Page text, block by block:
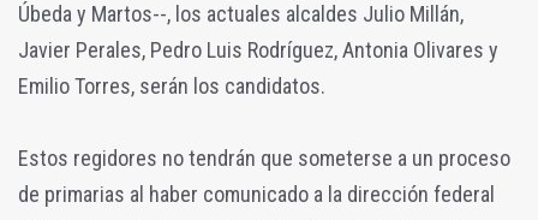
Úbeda y Martos--, los actuales alcaldes Julio Millán,
Javier Perales, Pedro Luis Rodríguez, Antonia Olivares y
Emilio Torres, serán los candidatos.
Estos regidores no tendrán que someterse a un proceso
de primarias al haber comunicado a la dirección federal